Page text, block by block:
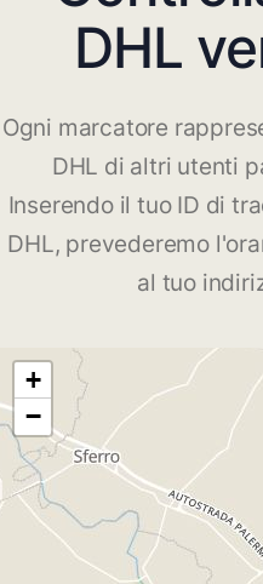
DHL
Ogni marcatore
DHL di altri utenti
Inserendo il tuo ID di
DHL, prevederemo
al tuo
+
−